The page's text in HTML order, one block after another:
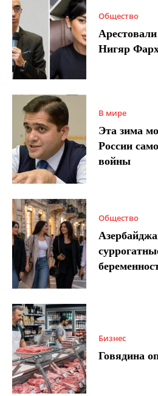
Общество
Нигяр
В мире
Эта зима
России
войны
Общество
Бизнес
Говядина